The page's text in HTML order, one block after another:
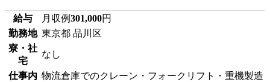
給与 月収例301,000円
勤務地 東京都 品川区
寮・社
宅
なし
仕事内 物流倉庫でのクレーン・フォークリフト・重機製造